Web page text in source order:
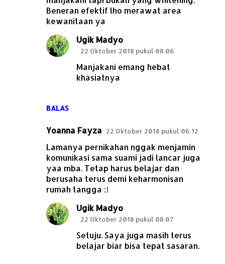
Beneran efektif lho merawat area
kewanitaan ya
BALAS
Ugik Madyo
22 Oktober 2018 pukul 08.06
Manjakani emang hebat
khasiatnya
Yoanna Fayza 22 Oktober 2018 pukul 06.12
Lamanya pernikahan nggak menjamin
komunikasi sama suami jadi lancar juga
yaa mba. Tetap harus belajar dan
berusaha terus demi keharmonisan
rumah tangga :)
Ugik Madyo
22 Oktober 2018 pukul 08.07
Setuju. Saya juga masih terus
belajar biar bisa tepat sasaran.